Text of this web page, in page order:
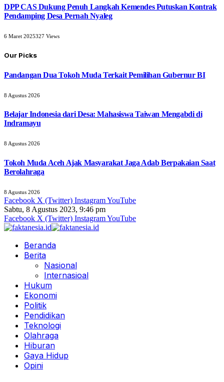
DPP CAS Dukung Penuh Langkah Kemendes Putuskan Kontrak
Pendamping Desa Pernah Nyaleg
6 Maret 2025327 Views
Our Picks
Pandangan Dua Tokoh Muda Terkait Pemilihan Gubernur BI
8 Agustus 2026
Belajar Indonesia dari Desa: Mahasiswa Taiwan Mengabdi di
Indramayu
8 Agustus 2026
Tokoh Muda Aceh Ajak Masyarakat Jaga Adab Berpakaian Saat
Berolahraga
8 Agustus 2026
Facebook X (Twitter) InstagramYouTube
Sabtu, 8 Agustus 2023, 9:46 pm
Facebook X (Twitter) InstagramYouTube
Beranda
Berita
Nasional
Internasioal
Hukum
Ekonomi
Politik
Pendidikan
Teknologi
Olahraga
Hiburan
Gaya Hidup
Opini